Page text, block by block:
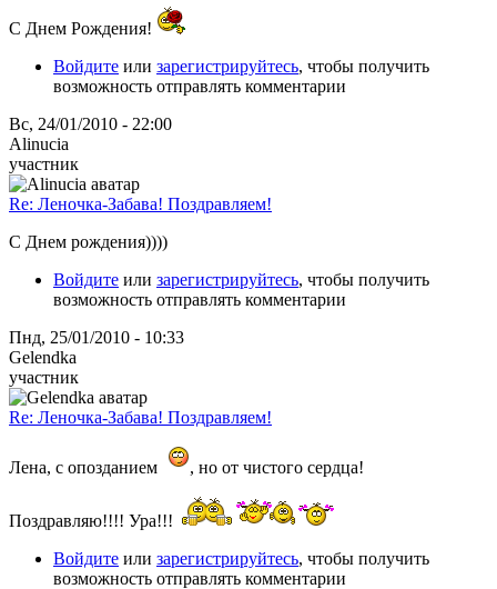
С Днем Рождения!
Войдите или зарегистрируйтесь, чтобы получить
возможность отправлять комментарии
Вс, 24/01/2010 - 22:00
Alinucia
участник
Re: Леночка-Забава! Поздравляем!
С Днем рождения))))
Войдите или зарегистрируйтесь, чтобы получить
возможность отправлять комментарии
Пнд, 25/01/2010 - 10:33
Gelendka
участник
Re: Леночка-Забава! Поздравляем!
Лена, с опозданием , но от чистого сердца!
Поздравляю!!!! Ура!!!
Войдите или зарегистрируйтесь, чтобы получить
возможность отправлять комментарии